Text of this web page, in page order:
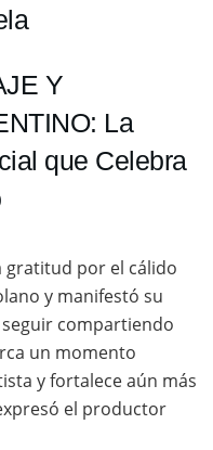
Y
La
que Celebra
gratitud por el cálido
y manifestó su
compartiendo
un momento
y fortalece aún más
el productor